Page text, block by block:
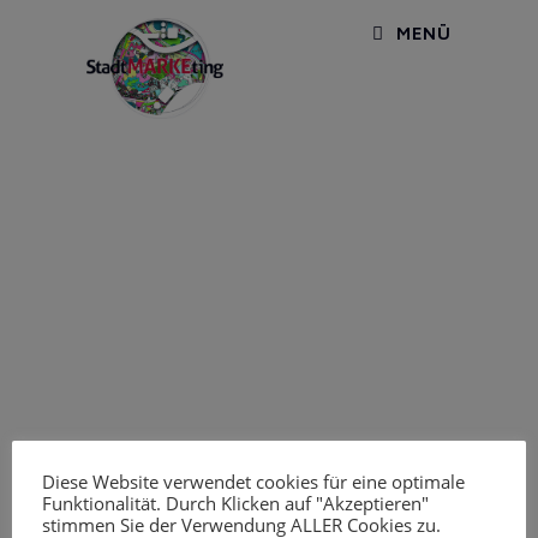
MENÜ
Diese Website verwendet cookies für eine optimale
Funktionalität. Durch Klicken auf "Akzeptieren"
stimmen Sie der Verwendung ALLER Cookies zu.